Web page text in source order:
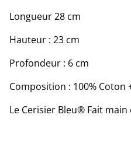
Longueur 28 cm
Hauteur : 23 cm
Profondeur : 6 cm
Composition : 100% Coton
Le Cerisier Bleu® Fait main